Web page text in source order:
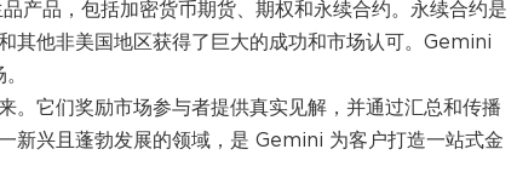
产品，包括加密货币期货、期权和永续合约。永续合约是
其他非美国地区获得了巨大的成功和市场认可。Gemini
。它们奖励市场参与者提供真实见解，并通过汇总和传播
新兴且蓬勃发展的领域，是 Gemini 为客户打造一站式金